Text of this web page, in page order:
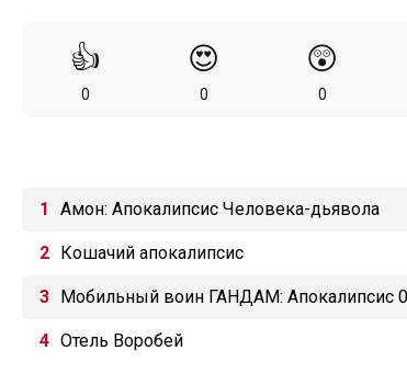
👍
0
😍
0
😲
0
Амон: Апокалипсис Человека-дьявола
Кошачий апокалипсис
Мобильный воин ГАНДАМ: Апокалипсис
Отель Воробей